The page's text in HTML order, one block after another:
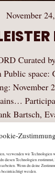
verwenden wir Technologien
diesen Technologien
Wenn du deine
beeinträchtigt werden.
November
Curated
space:
November
Bartsch,